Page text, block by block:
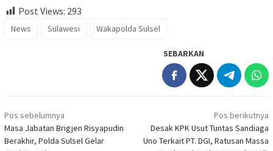
Post Views: 293
News Sulawesi Wakapolda Sulsel
SEBARKAN
Navigasi
pos
Pos sebelumnya
Masa Jabatan Brigjen Risyapudin
Berakhir, Polda Sulsel Gelar
Pos berikutnya
Desak KPK Usut Tuntas Sandiaga
Uno Terkait PT. DGI, Ratusan Massa